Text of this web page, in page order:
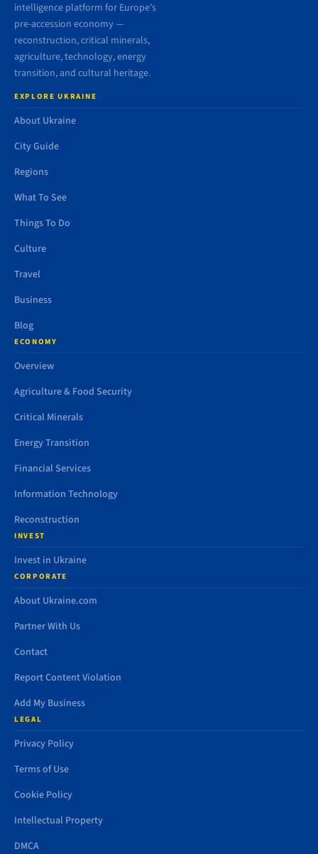
intelligence platform for Europe’s
pre-accession economy —
reconstruction, critical minerals,
agriculture, technology, energy
transition, and cultural heritage.
EXPLORE UKRAINE
About Ukraine
City Guide
Regions
What To See
Things To Do
Culture
Travel
Business
Blog
ECONOMY
Overview
Agriculture & Food Security
Critical Minerals
Energy Transition
Financial Services
Information Technology
Reconstruction
INVEST
Invest in Ukraine
CORPORATE
About Ukraine.com
Partner With Us
Contact
Report Content Violation
Add My Business
LEGAL
Privacy Policy
Terms of Use
Cookie Policy
Intellectual Property
DMCA